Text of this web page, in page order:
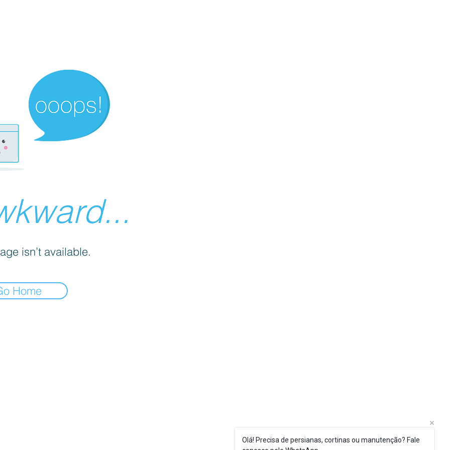
isn’t available.
Home
Olá! Precisa de persianas, cortinas ou manutenção? Fale